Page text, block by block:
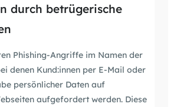
durch betrügerische
Phishing-Angriffe im Namen der
denen Kund:innen per E-Mail oder
persönlicher Daten auf
aufgefordert werden. Diese